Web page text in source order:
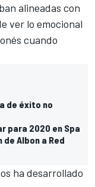
alineadas con
ver lo emocional
cuando
de éxito no
para 2020 en Spa
Albon a Red
ha desarrollado